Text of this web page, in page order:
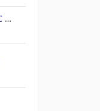
Forerunner 45S: Tracks auf den PC ziehen